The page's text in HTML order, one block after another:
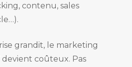
contenu, sales
grandit, le marketing
devient coûteux. Pas